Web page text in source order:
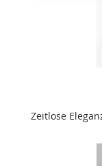
Zeitlose